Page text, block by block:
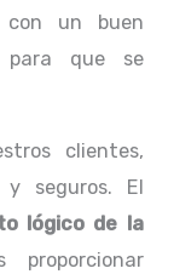
con un buen
para que se
clientes,
seguros. El
lógico de la